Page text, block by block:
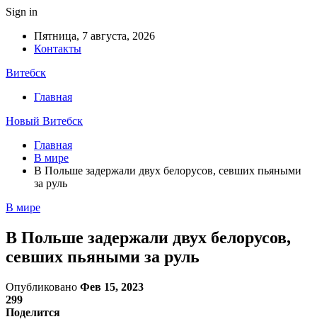
Sign in
Пятница, 7 августа, 2026
Контакты
Витебск
Главная
Новый Витебск
Главная
В мире
В Польше задержали двух белорусов, севших пьяными
за руль
В мире
В Польше задержали двух белорусов,
севших пьяными за руль
Опубликовано Фев 15, 2023
299
Поделится